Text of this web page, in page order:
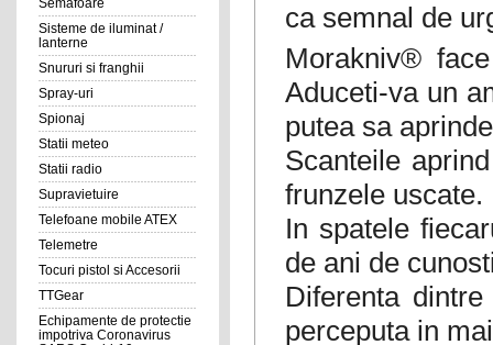
Semafoare
Sisteme de iluminat /
lanterne
Snururi si franghii
Spray-uri
Spionaj
Statii meteo
Statii radio
Supravietuire
Telefoane mobile ATEX
Telemetre
Tocuri pistol si Accesorii
TTGear
Echipamente de protectie
impotriva Coronavirus
ca semnal de
Morakniv®
Aduceti-va un
putea sa
Scanteile
frunzele uscate.
In spatele
de ani de
Diferenta
perceputa in